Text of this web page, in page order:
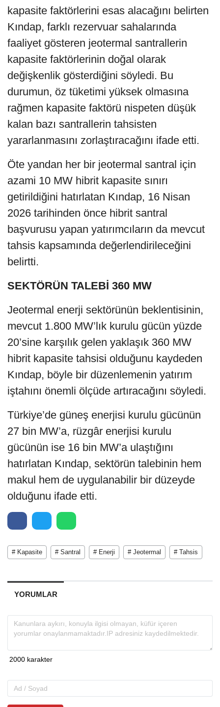
kapasite faktörlerini esas alacağını belirten
Kındap, farklı rezervuar sahalarında
faaliyet gösteren jeotermal santrallerin
kapasite faktörlerinin doğal olarak
değişkenlik gösterdiğini söyledi. Bu
durumun, öz tüketimi yüksek olmasına
rağmen kapasite faktörü nispeten düşük
kalan bazı santrallerin tahsisten
yararlanmasını zorlaştıracağını ifade etti.
Öte yandan her bir jeotermal santral için
azami 10 MW hibrit kapasite sınırı
getirildiğini hatırlatan Kındap, 16 Nisan
2026 tarihinden önce hibrit santral
başvurusu yapan yatırımcıların da mevcut
tahsis kapsamında değerlendirileceğini
belirtti.
SEKTÖRÜN TALEBİ 360 MW
Jeotermal enerji sektörünün beklentisinin,
mevcut 1.800 MW’lık kurulu gücün yüzde
20’sine karşılık gelen yaklaşık 360 MW
hibrit kapasite tahsisi olduğunu kaydeden
Kındap, böyle bir düzenlemenin yatırım
iştahını önemli ölçüde artıracağını söyledi.
Türkiye’de güneş enerjisi kurulu gücünün
27 bin MW’a, rüzgâr enerjisi kurulu
gücünün ise 16 bin MW’a ulaştığını
hatırlatan Kındap, sektörün talebinin hem
makul hem de uygulanabilir bir düzeyde
olduğunu ifade etti.
# Kapasite # Santral # Enerji # Jeotermal # Tahsis
YORUMLAR